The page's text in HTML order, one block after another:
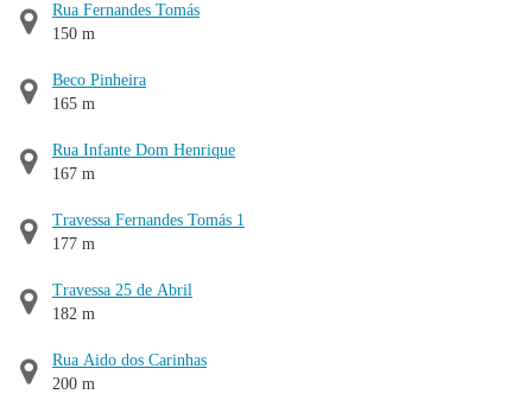
Rua Fernandes Tomás
150 m
Beco Pinheira
165 m
Rua Infante Dom Henrique
167 m
Travessa Fernandes Tomás 1
177 m
Travessa 25 de Abril
182 m
Rua Aido dos Carinhas
200 m